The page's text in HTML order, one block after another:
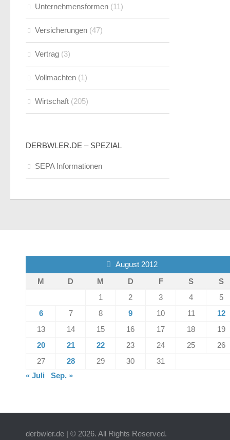
Unternehmensformen (11)
Versicherungen (47)
Vertrag (3)
Vollmachten (1)
Wirtschaft (205)
DERBWLER.DE – SPEZIAL
SEPA Informationen
August 2012
M
D M D F S
S
1
2 3 4
5
6
7 8 9 10 11
12
13
14 15 16 17 18
19
20
21 22 23 24 25
26
27
28 29 30
31
« Juli
Sep. »
derbwler.de | © 2026. All Rights Reserved.